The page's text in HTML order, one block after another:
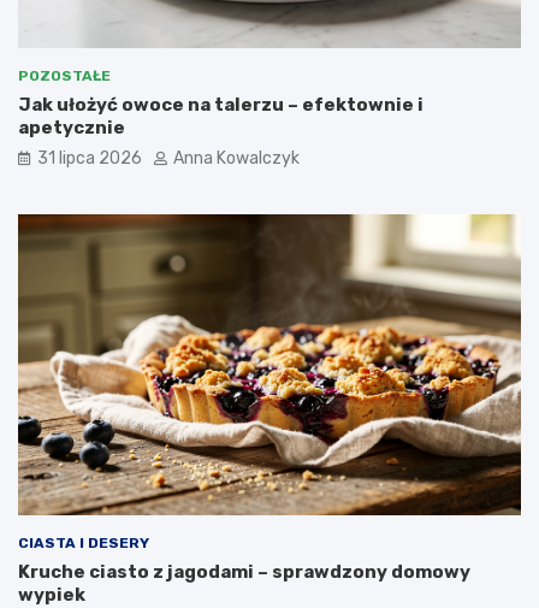
POZOSTAŁE
Jak ułożyć owoce na talerzu – efektownie i
apetycznie
31 lipca 2026 Anna Kowalczyk
CIASTA I DESERY
Kruche ciasto z jagodami – sprawdzony domowy
wypiek